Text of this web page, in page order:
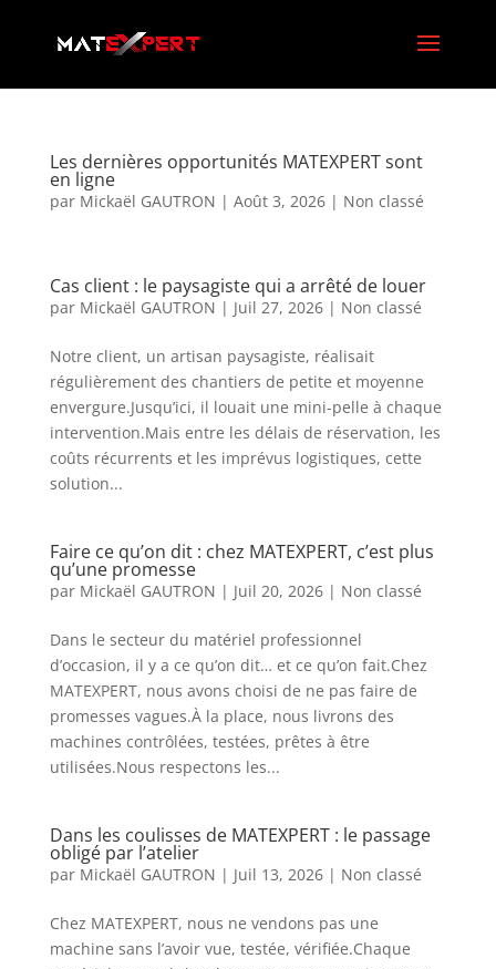
Les dernières opportunités MATEXPERT sont
en ligne
par Mickaël GAUTRON | Août 3, 2026| Non classé
Cas client : le paysagiste qui a arrêté de louer
par Mickaël GAUTRON | Juil 27, 2026| Non classé
Notre client, un artisan paysagiste, réalisait
régulièrement des chantiers de petite et moyenne
envergure.Jusqu’ici, il louait une mini-pelle à chaque
intervention.Mais entre les délais de réservation, les
coûts récurrents et les imprévus logistiques, cette
solution...
Faire ce qu’on dit : chez MATEXPERT, c’est plus
qu’une promesse
par Mickaël GAUTRON | Juil 20, 2026| Non classé
Dans le secteur du matériel professionnel
d’occasion, il y a ce qu’on dit… et ce qu’on fait.Chez
MATEXPERT, nous avons choisi de ne pas faire de
promesses vagues.À la place, nous livrons des
machines contrôlées, testées, prêtes à être
utilisées.Nous respectons les...
Dans les coulisses de MATEXPERT : le passage
obligé par l’atelier
par Mickaël GAUTRON | Juil 13, 2026| Non classé
Chez MATEXPERT, nous ne vendons pas une
machine sans l’avoir vue, testée, vérifiée.Chaque